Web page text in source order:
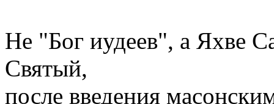
Не "Бог иудеев", а Яхве
Святый,
после введения